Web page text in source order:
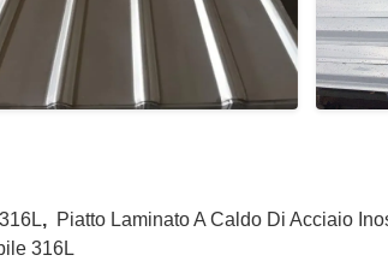
, Piatto Laminato A Caldo Di Acciaio
316L